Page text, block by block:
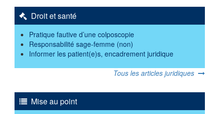
Droit et santé
Pratique fautive d’une colposcopie
Responsabilité sage-femme (non)
Informer les patient(e)s, encadrement juridique
Tous les articles juridiques
Mise au point